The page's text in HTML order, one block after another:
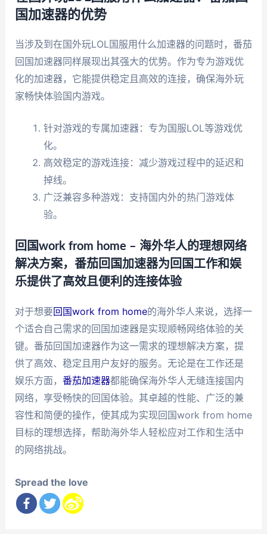
国加速器的优势
当涉及到在国外玩LOL国服用什么加速器的问题时，番茄
回国加速器同样展现出其强大的优势。作为专为游戏优
化的加速器，它能提供稳定且高效的连接，确保海外玩
家畅快体验国内游戏。
针对游戏的专属加速器：专为国服LOL等游戏优
化。
高效稳定的游戏连接：减少游戏过程中的延迟和
掉线。
广泛兼容多种游戏：支持国内外的热门游戏体
验。
回国work from home – 海外华人的理想网络
解决方案，番茄回国加速器为回国工作和娱
乐提供了高效且便利的连接体验
对于想要回国work from home的海外华人来说，选择一
个适合自己需求的回国加速器是实现顺畅网络体验的关
键。番茄回国加速器作为这一需求的理想解决方案，提
供了高效、稳定且用户友好的服务。无论是在工作还是
娱乐方面， 番茄加速器都能确保海外华人无缝连接国内
网络，享受畅快的回国体验。其卓越的性能、广泛的兼
容性和简便的操作，使其成为实现回国work from home
目标的理想选择，帮助海外华人轻松应对工作和生活中
的网络挑战。
Spread the love